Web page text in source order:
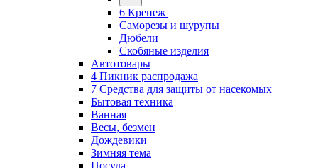
6 Крепеж
Саморезы и шурупы
Дюбели
Скобяные изделия
Автотовары
4 Пикник распродажа
7 Средства для защиты от насекомых
Бытовая техника
Ванная
Весы, безмен
Дождевики
Зимняя тема
Посуда